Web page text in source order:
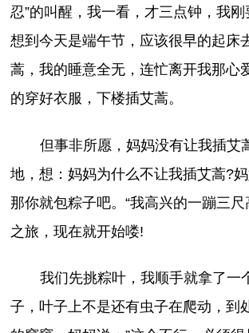
忍”的叫醒，我一看，才三点钟，我
想到今天是端午节，应该很早的起床
蒿，我的睡意全无，连忙离开我那心
的穿好衣服，下楼插艾蒿。
但事非所愿，妈妈没有让我插艾
地，想：妈妈为什么不让我插艾蒿?妈
那你就包粽子吧。“我高兴的一蹦三
之旅，现在就开始喽!
我们先挑粽叶，我顺手就拿了一
子，叶子上不是还有虫子在爬动，到